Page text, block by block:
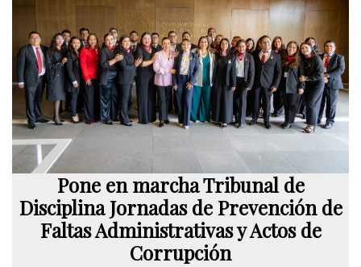
Pone en marcha Tribunal de
Disciplina Jornadas de Prevención de
Faltas Administrativas y Actos de
Corrupción